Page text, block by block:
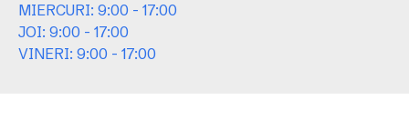
MIERCURI: 9:00 - 17:00
JOI: 9:00 - 17:00
VINERI: 9:00 - 17:00